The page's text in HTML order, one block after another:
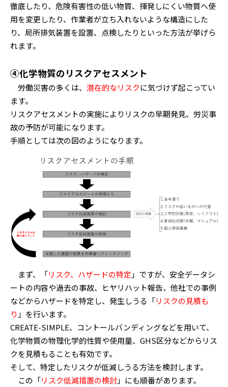
徹底したり、危険有害性の低い物質、揮発しにくい物質へ使
用を変更したり、作業者が立ち入れないような構造にした
り、局所排気装置を設置、点検したりといった方法が挙げら
れます。
④化学物質のリスクアセスメント
労働災害の多くは、 潜在的なリスクに気づけず起こってい
ます。
リスクアセスメントの実施によりリスクの早期発見、労災事
故の予防が可能になります。
手順としては次の図のようになります。
まず、「リスク、ハザードの特定 」ですが、安全データシ
ートの内容や過去の事故、ヒヤリハット報告、他社での事例
などからハザードを特定し、発生しうる「リスクの見積も
り 」を行います。
CREATE-SIMPLE、コントールバンディングなどを用いて、
化学物質の物理化学的性質や使用量、GHS区分などからリス
クを見積もることも有効です。
そして、特定したリスクが低減しうる方法を検討します。
この「リスク低減措置の検討」にも順番があります。